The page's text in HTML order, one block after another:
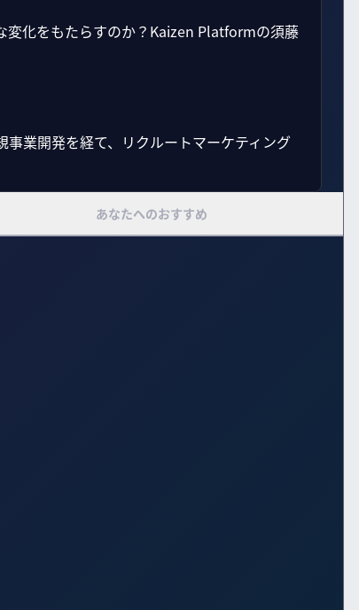
変化をもたらすのか？Kaizen Platformの須藤
業開発を経て、リクルートマーケティング
あなたへのおすすめ